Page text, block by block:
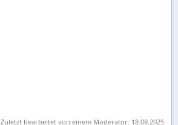
Zuletzt bearbeitet von einem Moderator: 18.08.2025